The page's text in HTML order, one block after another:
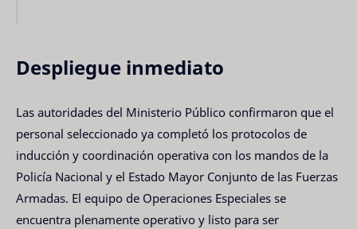
Despliegue inmediato
Las autoridades del Ministerio Público confirmaron que el
personal seleccionado ya completó los protocolos de
inducción y coordinación operativa con los mandos de la
Policía Nacional y el Estado Mayor Conjunto de las Fuerzas
Armadas. El equipo de Operaciones Especiales se
encuentra plenamente operativo y listo para ser